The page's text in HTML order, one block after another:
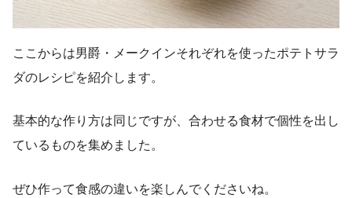
ここからは男爵・メークインそれぞれを使ったポテトサラ
ダのレシピを紹介します。
基本的な作り方は同じですが、合わせる食材で個性を出し
ているものを集めました。
ぜひ作って食感の違いを楽しんでくださいね。